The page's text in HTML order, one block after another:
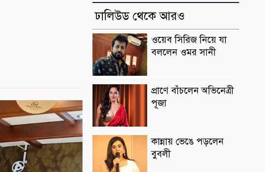
ঢালিউড থেকে আরও
ওয়েব সিরিজ নিয়ে যা
বললেন ওমর সানী
প্রাণে বাঁচলেন অভিনেত্রী
পূজা
কান্নায় ভেঙে পড়লেন
বুবলী